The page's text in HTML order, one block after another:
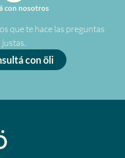
con nosotros
que te hace las preguntas
justas.
con öli